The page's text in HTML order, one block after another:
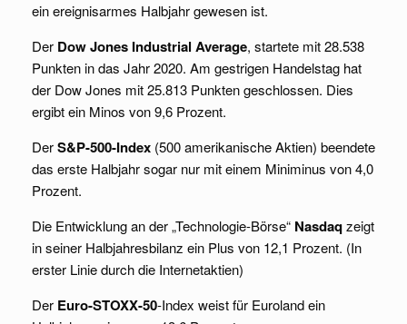
ein ereignisarmes Halbjahr gewesen ist.
Der Dow Jones Industrial Average, startete mit 28.538
Punkten in das Jahr 2020. Am gestrigen Handelstag hat
der Dow Jones mit 25.813 Punkten geschlossen. Dies
ergibt ein Minos von 9,6 Prozent.
DerS&P-500-Index (500 amerikanische Aktien) beendete
das erste Halbjahr sogar nur mit einem Miniminus von 4,0
Prozent.
Die Entwicklung an der „Technologie-Börse“ Nasdaqzeigt
in seiner Halbjahresbilanz ein Plus von 12,1 Prozent. (In
erster Linie durch die Internetaktien)
Der Euro-STOXX-50-Index weist für Euroland ein